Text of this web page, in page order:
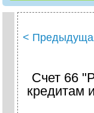
<
Счет 66
кредитам